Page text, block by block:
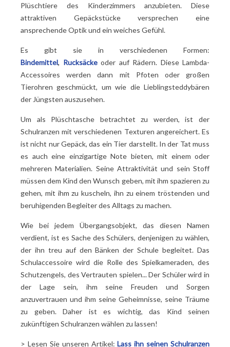
Plüschtiere des Kinderzimmers anzubieten. Diese
attraktiven Gepäckstücke versprechen eine
ansprechende Optik und ein weiches Gefühl.
Es gibt sie in verschiedenen Formen:
Bindemittel, Rucksäckeoder auf Rädern. Diese Lambda-
Accessoires werden dann mit Pfoten oder großen
Tierohren geschmückt, um wie die Lieblingsteddybären
der Jüngsten auszusehen.
Um als Plüschtasche betrachtet zu werden, ist der
Schulranzen mit verschiedenen Texturen angereichert. Es
ist nicht nur Gepäck, das ein Tier darstellt. In der Tat muss
es auch eine einzigartige Note bieten, mit einem oder
mehreren Materialien. Seine Attraktivität und sein Stoff
müssen dem Kind den Wunsch geben, mit ihm spazieren zu
gehen, mit ihm zu kuscheln, ihn zu einem tröstenden und
beruhigenden Begleiter des Alltags zu machen.
Wie bei jedem Übergangsobjekt, das diesen Namen
verdient, ist es Sache des Schülers, denjenigen zu wählen,
der ihn treu auf den Bänken der Schule begleitet. Das
Schulaccessoire wird die Rolle des Spielkameraden, des
Schutzengels, des Vertrauten spielen... Der Schüler wird in
der Lage sein, ihm seine Freuden und Sorgen
anzuvertrauen und ihm seine Geheimnisse, seine Träume
zu geben. Daher ist es wichtig, das Kind seinen
zukünftigen Schulranzen wählen zu lassen!
> Lesen Sie unseren Artikel: Lass ihn seinen Schulranzen